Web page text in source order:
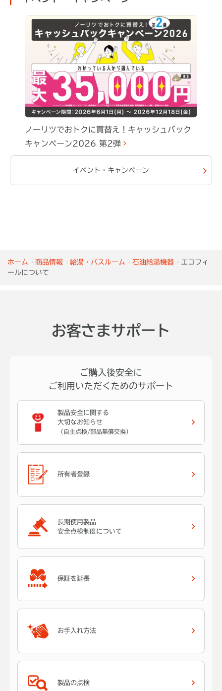
ホーム 商品情報 給湯・バスルーム 石油給湯機器
エコフィ
ールについて
ノーリツでおトクに買替え！キャッシュバック
キャンペーン2026 第2弾
イベント・キャンペーン
お客さまサポート
ご購入後安全に
ご利用いただくためのサポート
製品安全に関する
大切なお知らせ
（自主点検/部品無償交換）
所有者登録
長期使用製品
安全点検制度について
保証を延長
お手入れ方法
製品の点検